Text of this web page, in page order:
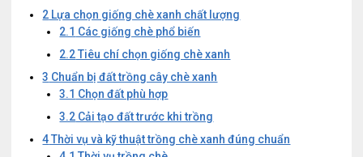
2 Lựa chọn giống chè xanh chất lượng
2.1 Các giống chè phổ biến
2.2Tiêu chí chọn giống chè xanh
3 Chuẩn bị đất trồng cây chè xanh
3.1 Chọn đất phù hợp
3.2 Cải tạo đất trước khi trồng
4Thời vụ và kỹ thuật trồng chè xanh đúng chuẩn